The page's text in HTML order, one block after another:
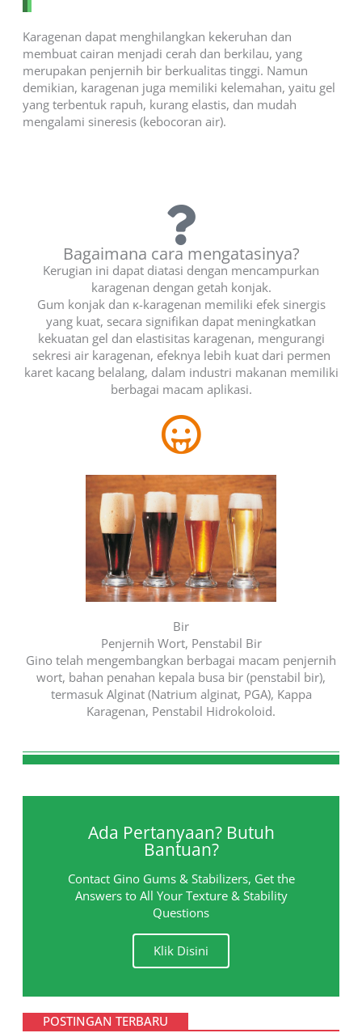
Karagenan dapat menghilangkan kekeruhan dan
membuat cairan menjadi cerah dan berkilau, yang
merupakan penjernih bir berkualitas tinggi. Namun
demikian, karagenan juga memiliki kelemahan, yaitu gel
yang terbentuk rapuh, kurang elastis, dan mudah
mengalami sineresis (kebocoran air).
Bagaimana cara mengatasinya?
Kerugian ini dapat diatasi dengan mencampurkan
karagenan dengan getah konjak.
Gum konjak dan κ-karagenan memiliki efek sinergis
yang kuat, secara signifikan dapat meningkatkan
kekuatan gel dan elastisitas karagenan, mengurangi
sekresi air karagenan, efeknya lebih kuat dari permen
karet kacang belalang, dalam industri makanan memiliki
berbagai macam aplikasi.
Bir
Penjernih Wort, Penstabil Bir
Gino telah mengembangkan berbagai macam penjernih
wort, bahan penahan kepala busa bir (penstabil bir),
termasuk Alginat (Natrium alginat, PGA), Kappa
Karagenan, Penstabil Hidrokoloid.
Ada Pertanyaan? Butuh
Bantuan?
Contact Gino Gums & Stabilizers, Get the
Answers to All Your Texture & Stability
Questions
Klik Disini
POSTINGAN TERBARU